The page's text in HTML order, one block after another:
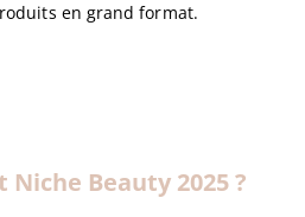
en grand format.
Beauty 2025 ?